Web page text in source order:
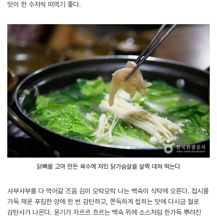
맛이 한 수저씩 떠먹기 좋다.
닭뼈를 고아 만든 육수에 저민 닭가슴살을 살짝 데쳐 먹는다
샤부샤부를 다 먹어갈 즈음 김이 모락모락 나는 백숙이 식탁에 오른다. 접시를
가득 채운 푸짐한 양에 한 번 감탄하고, 쫀득하게 씹히는 맛에 다시금 절로
감탄사가 나온다. 윤기가 자르르 흐르는 백숙 위에 소스처럼 한가득 뿌려진